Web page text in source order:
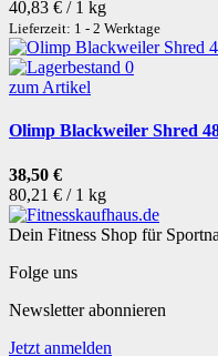
40,83 € / 1 kg
Lieferzeit: 1 - 2 Werktage
zum Artikel
Olimp Blackweiler Shred
38,50 €
80,21 € / 1 kg
Dein Fitness Shop für
Folge uns
Newsletter abonnieren
Jetzt anmelden